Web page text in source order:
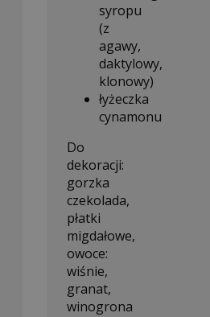
syropu
(z
agawy,
daktylowy,
klonowy)
łyżeczka
cynamonu
Do
dekoracji:
gorzka
czekolada,
płatki
migdałowe,
owoce:
wiśnie,
granat,
winogrona